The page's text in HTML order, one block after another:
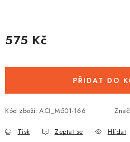
575 Kč
PŘIDAT DO
Kód zboží: ACI_M501-166
Tisk Zeptat se Hlídat